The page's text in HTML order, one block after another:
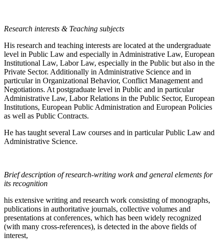
Research interests & Teaching subjects
His research and teaching interests are located at the undergraduate
level in Public Law and especially in Administrative Law, European
Institutional Law, Labor Law, especially in the Public but also in the
Private Sector. Additionally in Administrative Science and in
particular in Organizational Behavior, Conflict Management and
Negotiations. At postgraduate level in Public and in particular
Administrative Law, Labor Relations in the Public Sector, European
Institutions, European Public Administration and European Policies
as well as Public Contracts.
He has taught several Law courses and in particular Public Law and
Administrative Science.
Brief description of research-writing work and general elements for
its recognition
his extensive writing and research work consisting of monographs,
publications in authoritative journals, collective volumes and
presentations at conferences, which has been widely recognized
(with many cross-references), is detected in the above fields of
interest,